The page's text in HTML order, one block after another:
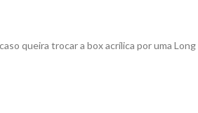
queira trocar a box acrílica por uma